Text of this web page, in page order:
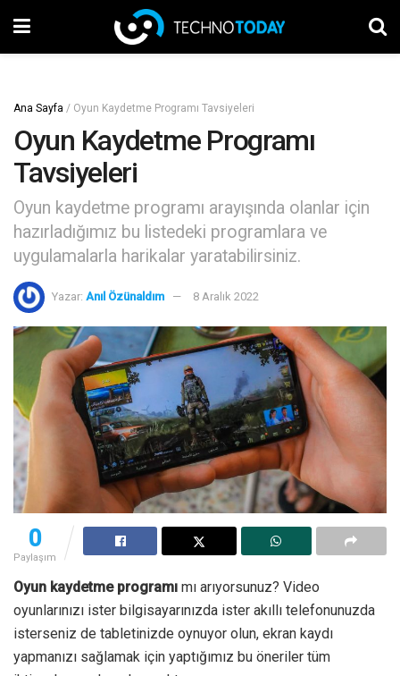
Ana Sayfa / Oyun Kaydetme Programı Tavsiyeleri
Oyun Kaydetme Programı
Tavsiyeleri
Oyun kaydetme programı arayışında olanlar için
hazırladığımız bu listedeki programlara ve
uygulamalarla harikalar yaratabilirsiniz.
Yazar: Anıl Özünaldım 8 Aralık 2022
0
Paylaşım
Oyun kaydetme programı mı arıyorsunuz? Video
oyunlarınızı ister bilgisayarınızda ister akıllı telefonunuzda
isterseniz de tabletinizde oynuyor olun, ekran kaydı
yapmanızı sağlamak için yaptığımız bu öneriler tüm